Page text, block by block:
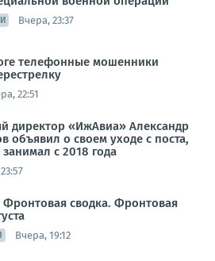
Вчера, 23:37
телефонные мошенники
22:51
директор «ИжАвиа» Александр
объявил о своем уходе с поста,
с 2018 года
Фронтовая сводка. Фронтовая
Вчера, 19:12